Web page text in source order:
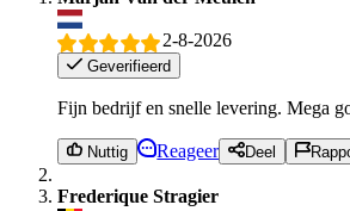
2-8-2026
Geverifieerd
Fijn bedrijf en snelle levering. Mega
Nuttig Reageer Deel
Frederique Stragier